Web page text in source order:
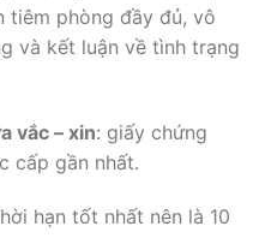
tiêm phòng đầy đủ, vô
và kết luận về tình trạng
vắc – xin: giấy chứng
cấp gần nhất.
hạn tốt nhất nên là 10